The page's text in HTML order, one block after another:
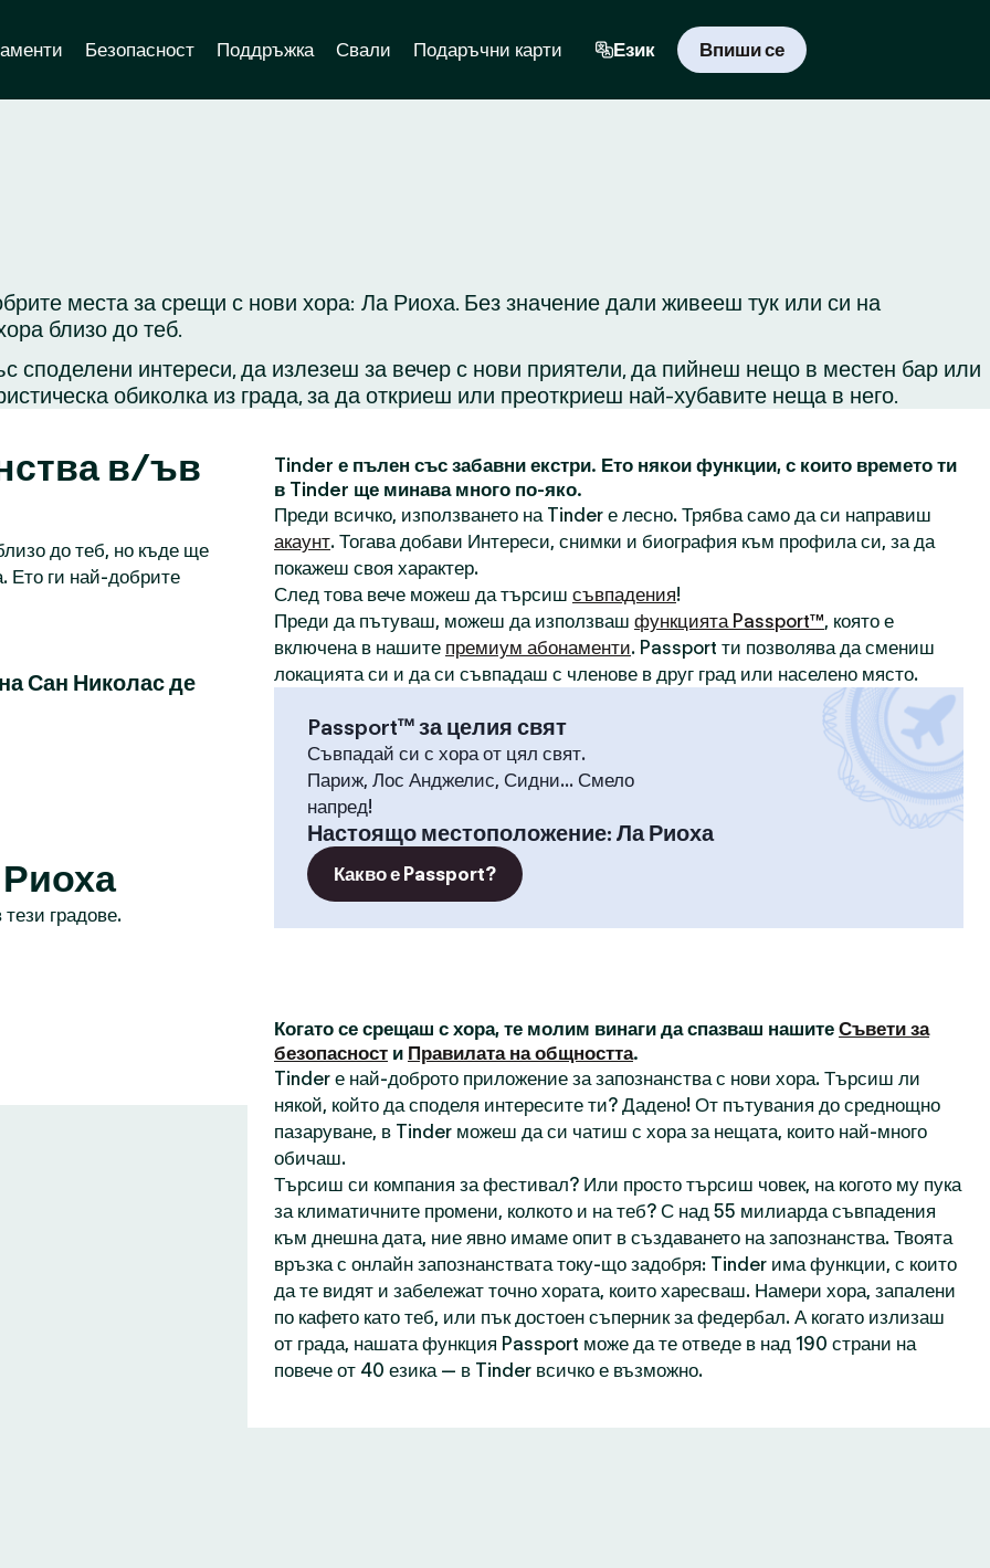
Безопасност Поддръжка Свали Подаръчни карти Език Впиши се
места за срещи с нови хора: Ла Риоха. Без значение дали живееш тук или си на
близо до теб.
интереси, да излезеш за вечер с нови приятели, да пийнеш нещо в местен бар или
обиколка из града, за да откриеш или преоткриеш най-хубавите неща в него.
в/ъв
до теб, но къде ще
Ето ги най-добрите
Сан Николас де
градове.
Tinder е пълен със забавни екстри. Ето някои функции, с които времето ти
в Tinder ще минава много по-яко.
Преди всичко, използването на Tinder е лесно. Трябва само да си направиш
акаунт. Тогава добави Интереси, снимки и биография към профила си, за да
покажеш своя характер.
След това вече можеш да търсиш съвпадения!
Преди да пътуваш, можеш да използваш функцията Passport™, която е
включена в нашите премиум абонаменти. Passport ти позволява да смениш
локацията си и да си съвпадаш с членове в друг град или населено място.
Passport™ за целия свят
Съвпадай си с хора от цял свят.
Париж, Лос Анджелис, Сидни... Смело
напред!
Настоящо местоположение: Ла Риоха
Какво е Passport?
Когато се срещаш с хора, те молим винаги да спазваш нашите Съвети за
безопасност и Правилата на общността.
Tinder е най-доброто приложение за запознанства с нови хора. Търсиш ли
някой, който да споделя интересите ти? Дадено! От пътувания до среднощно
пазаруване, в Tinder можеш да си чатиш с хора за нещата, които най-много
обичаш.
Търсиш си компания за фестивал? Или просто търсиш човек, на когото му пука
за климатичните промени, колкото и на теб? С над 55 милиарда съвпадения
към днешна дата, ние явно имаме опит в създаването на запознанства. Твоята
връзка с онлайн запознанствата току-що задобря: Tinder има функции, с които
да те видят и забележат точно хората, които харесваш. Намери хора, запалени
по кафето като теб, или пък достоен съперник за федербал. А когато излизаш
от града, нашата функция Passport може да те отведе в над 190 страни на
повече от 40 езика — в Tinder всичко е възможно.